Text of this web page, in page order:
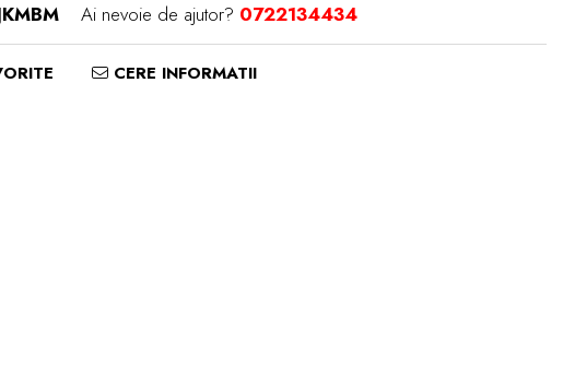
Ai nevoie de ajutor? 0722134434
CERE INFORMATII